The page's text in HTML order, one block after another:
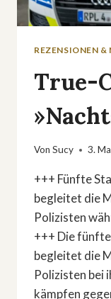
REZENSIONEN &
True-
Von Sucy 3.
+++ Fünfte
begleitet die
Polizisten
+++ Die
begleitet die
Polizisten bei
kämpfen